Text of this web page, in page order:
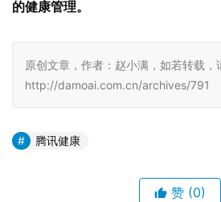
的健康管理。
原创文章，作者：赵小满，如若转载，
http://damoai.com.cn/archives/791
腾讯健康
赞 (0)